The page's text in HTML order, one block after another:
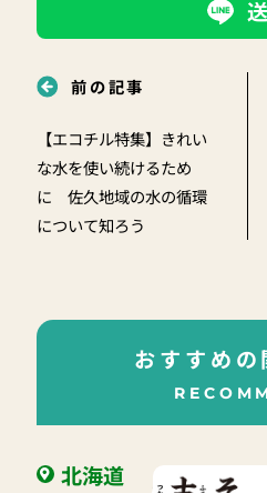
前の記事
【エコチル特集】きれい
な水を使い続けるため
に 佐久地域の水の循環
について知ろう
おすすめの
北海道